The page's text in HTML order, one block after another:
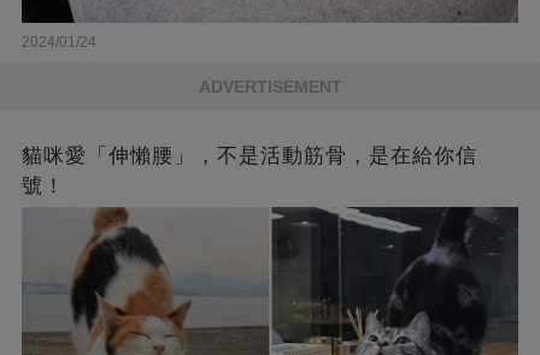
2024/01/24
ADVERTISEMENT
貓咪愛「伸懶腰」，不是活動筋骨，是在給你信
號！